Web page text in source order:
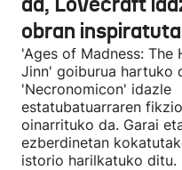
obran inspiratuta
'Ages of Madness: The
Jinn' goiburua hartuko
'Necronomicon' idazle
estatubatuarraren
oinarrituko da. Garai
ezberdinetan
istorio harilkatuko ditu.